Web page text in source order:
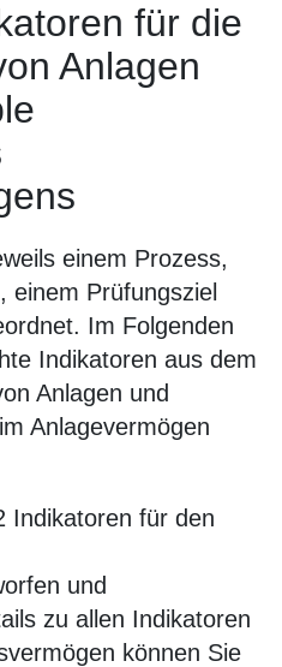
für die
Anlagen
einem Prozess,
einem Prüfungsziel
Im Folgenden
Indikatoren aus dem
Anlagen und
Anlagevermögen
Indikatoren für den
und
zu allen Indikatoren
können Sie